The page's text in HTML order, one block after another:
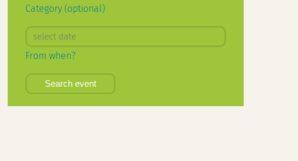
Category (optional)
From when?
Search event